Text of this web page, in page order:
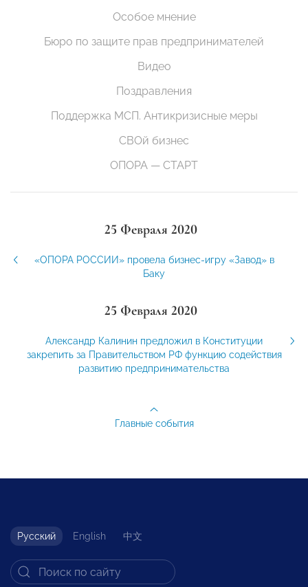
Особое мнение
Бюро по защите прав предпринимателей
Видео
Поздравления
Поддержка МСП. Антикризисные меры
СВОй бизнес
ОПОРА — СТАРТ
25 Февраля 2020
«ОПОРА РОССИИ» провела бизнес-игру «Завод» в
Баку
25 Февраля 2020
Александр Калинин предложил в Конституции
закрепить за Правительством РФ функцию содействия
развитию предпринимательства
Главные события
Русский English 中文